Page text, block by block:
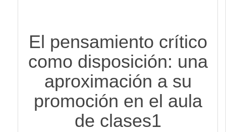
El pensamiento crítico
como disposición: una
aproximación a su
promoción en el aula
de clases1